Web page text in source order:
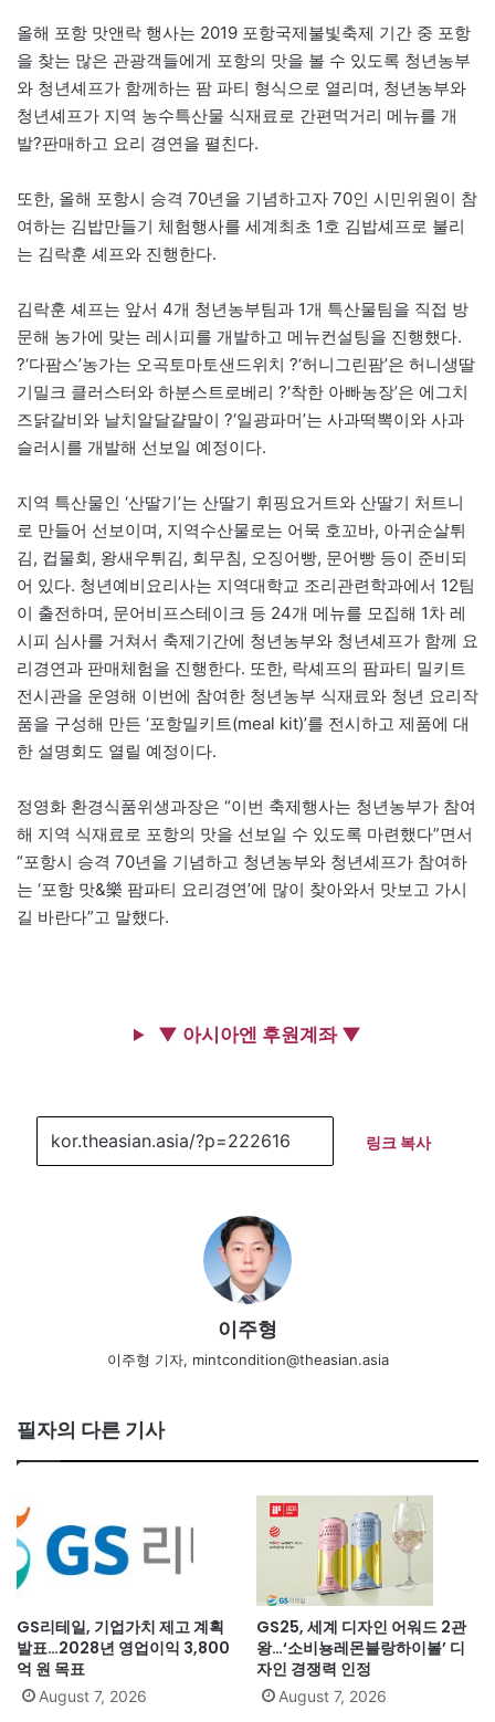
올해 포항 맛앤락 행사는 2019 포항국제불빛축제 기간 중 포항
을 찾는 많은 관광객들에게 포항의 맛을 볼 수 있도록 청년농부
와 청년셰프가 함께하는 팜 파티 형식으로 열리며, 청년농부와
청년셰프가 지역 농수특산물 식재료로 간편먹거리 메뉴를 개
발?판매하고 요리 경연을 펼친다.
또한, 올해 포항시 승격 70년을 기념하고자 70인 시민위원이 참
여하는 김밥만들기 체험행사를 세계최초 1호 김밥셰프로 불리
는 김락훈 셰프와 진행한다.
김락훈 셰프는 앞서 4개 청년농부팀과 1개 특산물팀을 직접 방
문해 농가에 맞는 레시피를 개발하고 메뉴컨설팅을 진행했다.
?‘다팜스’농가는 오곡토마토샌드위치 ?‘허니그린팜’은 허니생딸
기밀크 클러스터와 하분스트로베리 ?‘착한 아빠농장’은 에그치
즈닭갈비와 날치알달걀말이 ?‘일광파머’는 사과떡뽁이와 사과
슬러시를 개발해 선보일 예정이다.
지역 특산물인 ‘산딸기’는 산딸기 휘핑요거트와 산딸기 처트니
로 만들어 선보이며, 지역수산물로는 어묵 호꼬바, 아귀순살튀
김, 컵물회, 왕새우튀김, 회무침, 오징어빵, 문어빵 등이 준비되
어 있다. 청년예비요리사는 지역대학교 조리관련학과에서 12팀
이 출전하며, 문어비프스테이크 등 24개 메뉴를 모집해 1차 레
시피 심사를 거쳐서 축제기간에 청년농부와 청년셰프가 함께 요
리경연과 판매체험을 진행한다. 또한, 락셰프의 팜파티 밀키트
전시관을 운영해 이번에 참여한 청년농부 식재료와 청년 요리작
품을 구성해 만든 ‘포항밀키트(meal kit)’를 전시하고 제품에 대
한 설명회도 열릴 예정이다.
정영화 환경식품위생과장은 “이번 축제행사는 청년농부가 참여
해 지역 식재료로 포항의 맛을 선보일 수 있도록 마련했다”면서
“포항시 승격 70년을 기념하고 청년농부와 청년셰프가 참여하
는 ‘포항 맛&樂 팜파티 요리경연’에 많이 찾아와서 맛보고 가시
길 바란다”고 말했다.
▼ 아시아엔 후원계좌 ▼
링크 복사
이주형
이주형 기자, mintcondition@theasian.asia
필자의 다른 기사
GS리테일, 기업가치 제고 계획
발표…2028년 영업이익 3,800
억 원 목표
August 7, 2026
GS25, 세계 디자인 어워드 2관
왕…‘소비뇽레몬블랑하이볼’ 디
자인 경쟁력 인정
August 7, 2026